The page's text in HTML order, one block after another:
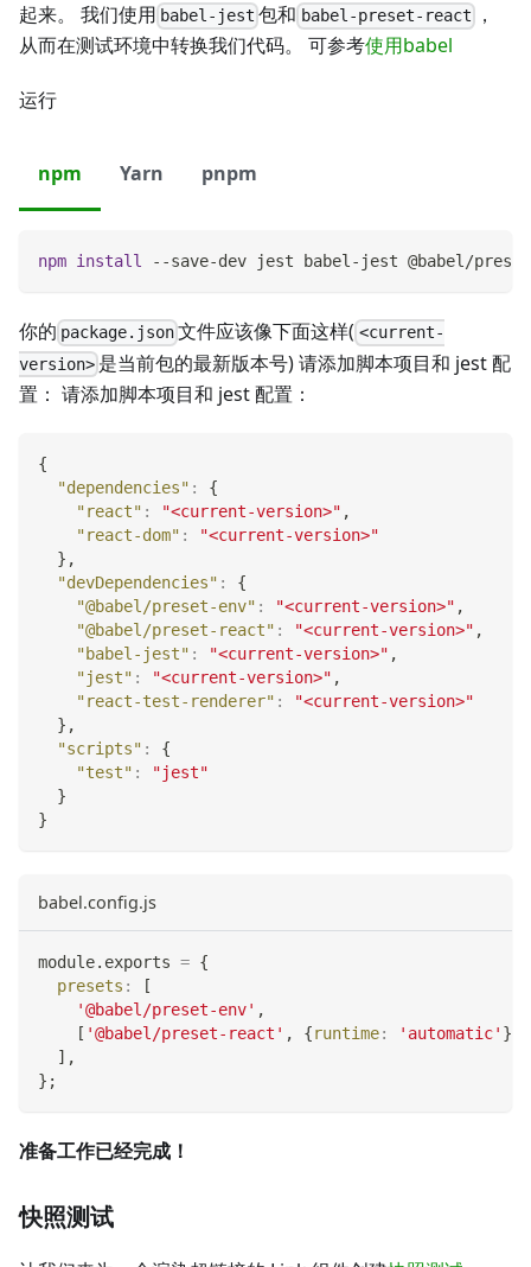
起来。 我们使用 babel-jest 包和 babel-preset-react ，
从而在测试环境中转换我们代码。 可参考使用babel
运行
npm Yarn pnpm
npm install --save-dev jest babel-jest @babel/
你的 package.json 文件应该像下面这样( <current-
version> 是当前包的最新版本号) 请添加脚本项目和 jest 配
置： 请添加脚本项目和 jest 配置：
{
"dependencies" :
{
"react" : "<current-version>" ,
"react-dom" :
"<current-version>"
} ,
"devDependencies" :
{
"@babel/preset-env" : "<current-version>" ,
"@babel/preset-react" : "<current-version>" ,
"babel-jest" : "<current-version>" ,
"jest" : "<current-version>" ,
"react-test-renderer" :
"<current-version>"
} ,
"scripts" :
{
"test" :
"jest"
}
}
babel.config.js
module. exports = {
presets :
[
'@babel/preset-env' ,
[ '@babel/preset-react' , {runtime: 'automatic' }
] ,
} ;
准备工作已经完成！
快照测试